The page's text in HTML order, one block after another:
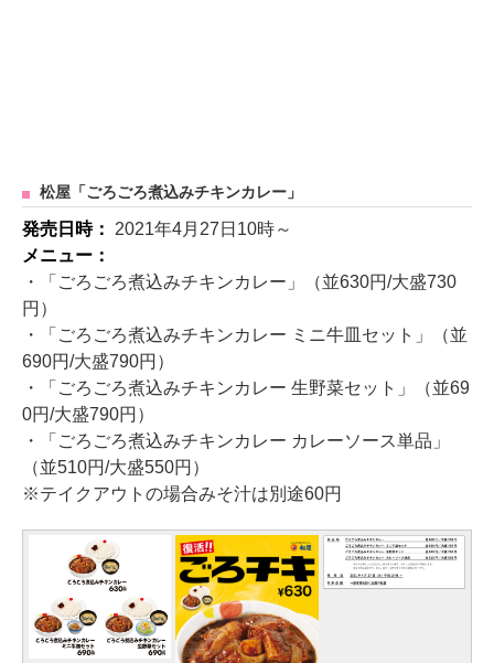
松屋「ごろごろ煮込みチキンカレー」
発売日時： 2021年4月27日10時～
メニュー：
・「ごろごろ煮込みチキンカレー」（並630円/大盛730
円）
・「ごろごろ煮込みチキンカレー ミニ牛皿セット」（並
690円/大盛790円）
・「ごろごろ煮込みチキンカレー 生野菜セット」（並69
0円/大盛790円）
・「ごろごろ煮込みチキンカレー カレーソース単品」
（並510円/大盛550円）
※テイクアウトの場合みそ汁は別途60円